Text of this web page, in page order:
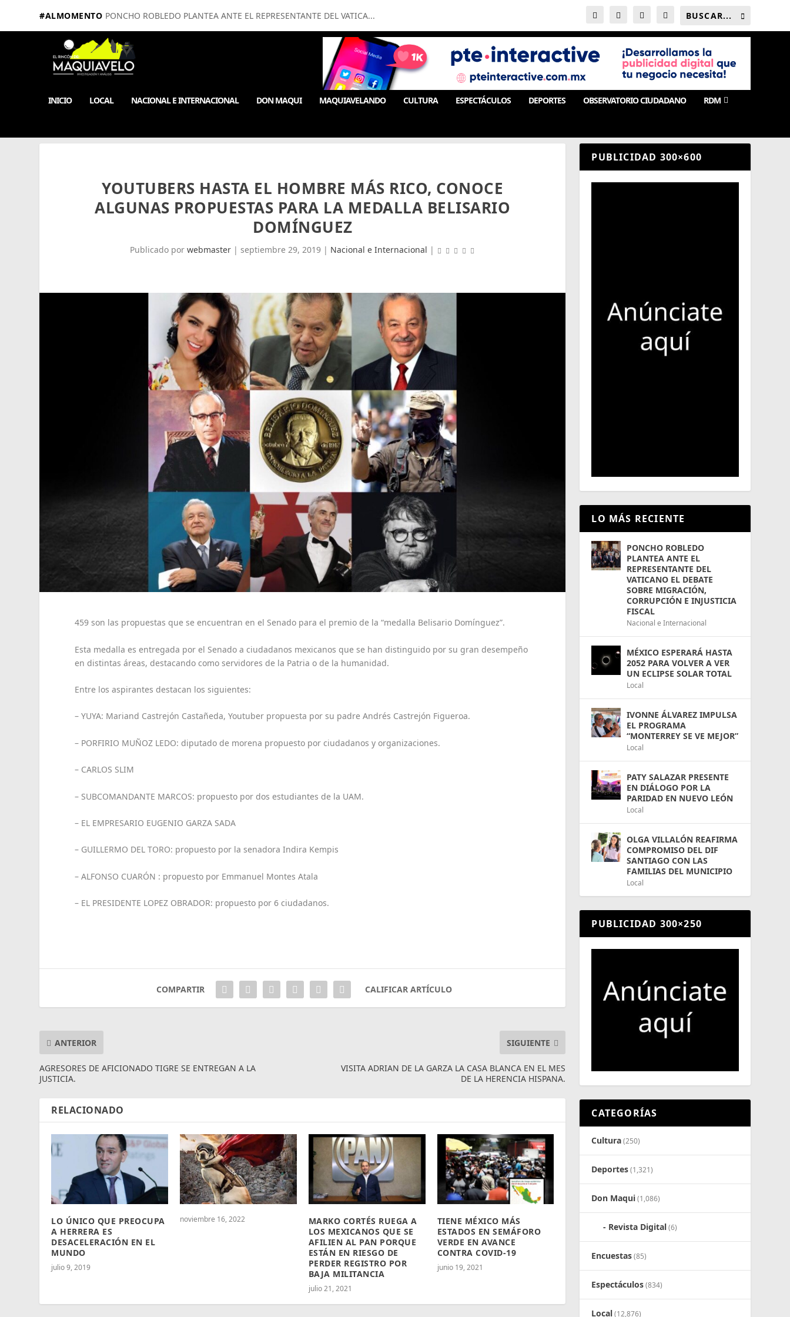
#ALMOMENTO PONCHO ROBLEDO PLANTEA ANTE EL REPRESENTANTE DEL VATICA...
INICIO LOCAL NACIONAL E INTERNACIONAL DON MAQUI MAQUIAVELANDO CULTURA ESPECTÁCULOS DEPORTES OBSERVATORIO CIUDADANO RDM
YOUTUBERS HASTA EL HOMBRE MÁS RICO, CONOCE
ALGUNAS PROPUESTAS PARA LA MEDALLA BELISARIO
DOMÍNGUEZ
Publicado por webmaster| septiembre 29, 2019| Nacional e Internacional |
459 son las propuestas que se encuentran en el Senado para el premio de la “medalla Belisario Domínguez”.
Esta medalla es entregada por el Senado a ciudadanos mexicanos que se han distinguido por su gran desempeño
en distintas áreas, destacando como servidores de la Patria o de la humanidad.
Entre los aspirantes destacan los siguientes:
– YUYA: Mariand Castrejón Castañeda, Youtuber propuesta por su padre Andrés Castrejón Figueroa.
– PORFIRIO MUÑOZ LEDO: diputado de morena propuesto por ciudadanos y organizaciones.
– CARLOS SLIM
– SUBCOMANDANTE MARCOS: propuesto por dos estudiantes de la UAM.
– EL EMPRESARIO EUGENIO GARZA SADA
– GUILLERMO DEL TORO: propuesto por la senadora Indira Kempis
– ALFONSO CUARÓN : propuesto por Emmanuel Montes Atala
– EL PRESIDENTE LOPEZ OBRADOR: propuesto por 6 ciudadanos.
COMPARTIR CALIFICAR ARTÍCULO
ANTERIOR
AGRESORES DE AFICIONADO TIGRE SE ENTREGAN A LA
JUSTICIA.
SIGUIENTE
VISITA ADRIAN DE LA GARZA LA CASA BLANCA EN EL MES
DE LA HERENCIA HISPANA.
RELACIONADO
LO ÚNICO QUE PREOCUPA
A HERRERA ES
DESACELERACIÓN EN EL
MUNDO
julio 9, 2019
noviembre 16, 2022
MARKO CORTÉS RUEGA A
LOS MEXICANOS QUE SE
AFILIEN AL PAN PORQUE
ESTÁN EN RIESGO DE
PERDER REGISTRO POR
BAJA MILITANCIA
julio 21, 2021
TIENE MÉXICO MÁS
ESTADOS EN SEMÁFORO
VERDE EN AVANCE
CONTRA COVID-19
junio 19, 2021
PUBLICIDAD 300×600
LO MÁS RECIENTE
PONCHO ROBLEDO
PLANTEA ANTE EL
REPRESENTANTE DEL
VATICANO EL DEBATE
SOBRE MIGRACIÓN,
CORRUPCIÓN E INJUSTICIA
FISCAL
Nacional e Internacional
MÉXICO ESPERARÁ HASTA
2052 PARA VOLVER A VER
UN ECLIPSE SOLAR TOTAL
Local
IVONNE ÁLVAREZ IMPULSA
EL PROGRAMA
“MONTERREY SE VE MEJOR”
Local
PATY SALAZAR PRESENTE
EN DIÁLOGO POR LA
PARIDAD EN NUEVO LEÓN
Local
OLGA VILLALÓN REAFIRMA
COMPROMISO DEL DIF
SANTIAGO CON LAS
FAMILIAS DEL MUNICIPIO
Local
PUBLICIDAD 300×250
CATEGORÍAS
Cultura(250)
Deportes(1,321)
Don Maqui(1,086)
Revista Digital(6)
Encuestas(85)
Espectáculos(834)
Local(12,876)